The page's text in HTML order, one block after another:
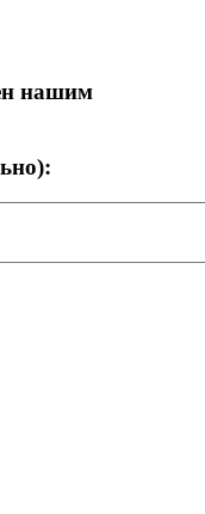
нашим